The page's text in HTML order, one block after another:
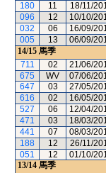
180
11 18/11/
096
12 10/10/
032
06 16/09/
005
13 06/09/
14/15 馬季
711
02 21/06/
675
WV 07/06/
647
03 27/05/
616
02 16/05/
527
06 12/04/
471
03 18/03/
441
07 08/03/
188
12 26/11/
051
12 01/10/
13/14 馬季